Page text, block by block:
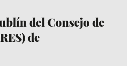
del Consejo de
de